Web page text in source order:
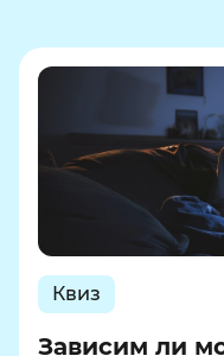
Квиз
Зависим ли